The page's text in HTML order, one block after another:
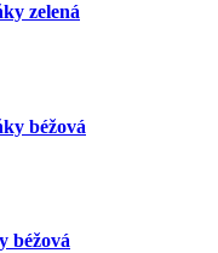
zelená
béžová
béžová